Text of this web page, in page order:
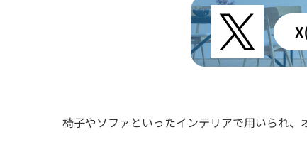
椅子やソファといったインテリアで用いられ、